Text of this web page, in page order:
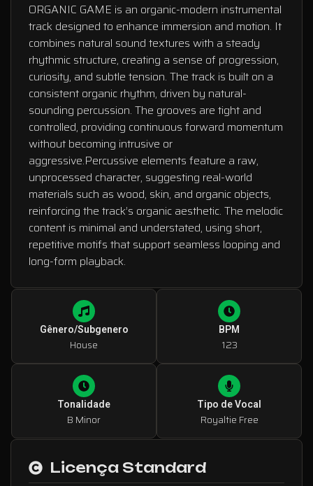
ORGANIC GAME is an organic-modern instrumental
track designed to enhance immersion and motion. It
combines natural sound textures with a steady
rhythmic structure, creating a sense of progression,
curiosity, and subtle tension. The track is built on a
consistent organic rhythm, driven by natural-
sounding percussion. The grooves are tight and
controlled, providing continuous forward momentum
without becoming intrusive or
aggressive.Percussive elements feature a raw,
unprocessed character, suggesting real-world
materials such as wood, skin, and organic objects,
reinforcing the track’s organic aesthetic. The melodic
content is minimal and understated, using short,
repetitive motifs that support seamless looping and
long-form playback.
Gênero/Subgenero
House
BPM
123
Tonalidade
B Minor
Tipo de Vocal
Royaltie Free
Licença Standard